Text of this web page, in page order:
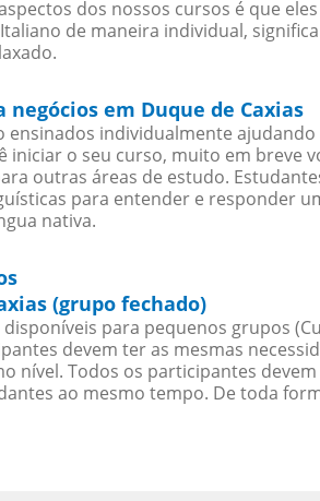
dos nossos cursos é que
de maneira individual,
em Duque de Caxias
ensinados individualmente
iniciar o seu curso, muito em
outras áreas de estudo.
para entender e responder
nativa.
(grupo fechado)
para pequenos grupos
devem ter as mesmas
nível. Todos os participantes
ao mesmo tempo. De toda